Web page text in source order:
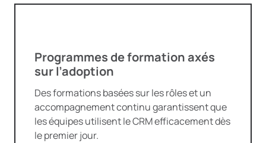
Programmes de formation axés
sur l’adoption
Des formations basées sur les rôles et un
accompagnement continu garantissent que
les équipes utilisent le CRM efficacement dès
le premier jour.